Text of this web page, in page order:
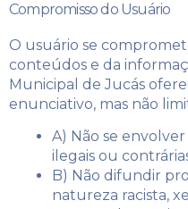
Compromisso do Usuário
O usuário se
conteúdos e da
Municipal de Jucás
enunciativo, mas não
A) Não se
ilegais ou
B) Não difundir
natureza racista,